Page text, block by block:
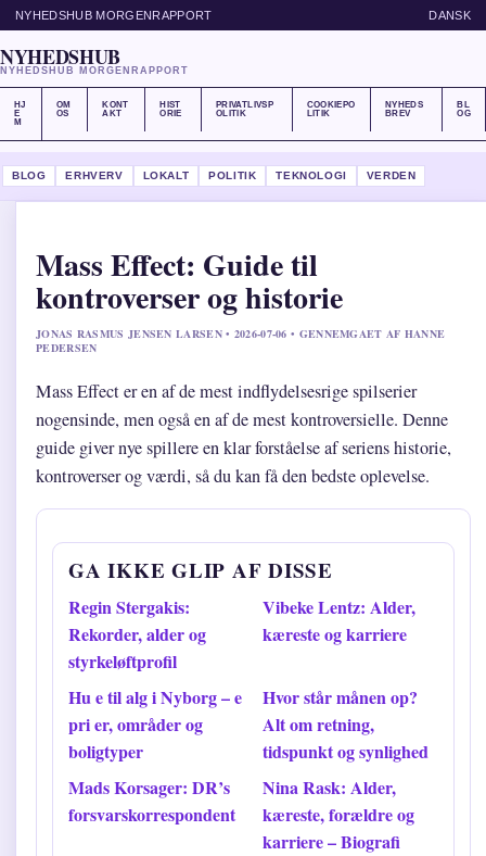
NYHEDSHUB MORGENRAPPORT DANSK
NYHEDSHUB
NYHEDSHUB MORGENRAPPORT
HJ
E
M
OM
OS
KONT
AKT
HIST
ORIE
PRIVATLIVSP
OLITIK
COOKIEPO
LITIK
NYHEDS
BREV
BL
OG
BLOG ERHVERV LOKALT POLITIK TEKNOLOGI VERDEN
Mass Effect: Guide til
kontroverser og historie
JONAS RASMUS JENSEN LARSEN • 2026-07-06 • GENNEMGAET AF HANNE
PEDERSEN
Mass Effect er en af de mest indflydelsesrige spilserier
nogensinde, men også en af de mest kontroversielle. Denne
guide giver nye spillere en klar forståelse af seriens historie,
kontroverser og værdi, så du kan få den bedste oplevelse.
GA IKKE GLIP AF DISSE
Regin Stergakis:
Rekorder, alder og
styrkeløftprofil
Vibeke Lentz: Alder,
kæreste og karriere
Hu e til alg i Nyborg – e
pri er, områder og
boligtyper
Hvor står månen op?
Alt om retning,
tidspunkt og synlighed
Mads Korsager: DR’s
forsvarskorrespondent
Nina Rask: Alder,
kæreste, forældre og
karriere – Biografi